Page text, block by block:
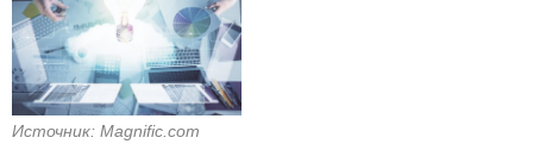
Источник: Magnific.com